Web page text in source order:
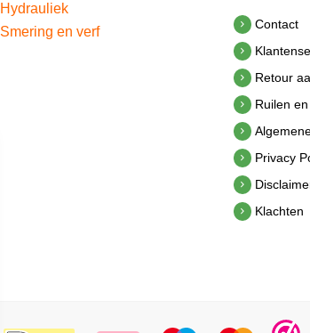
Hydrauliek
Smering en verf
Contact
Retour
Ruilen
Privacy
Klachten